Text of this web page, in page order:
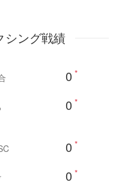
シング戦績
0 *
0 *
0 *
0 *